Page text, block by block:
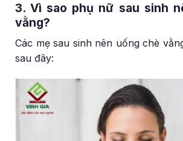
3. Vì sao phụ nữ sau sinh
vằng?
Các mẹ sau sinh nên uống chè
sau đây: